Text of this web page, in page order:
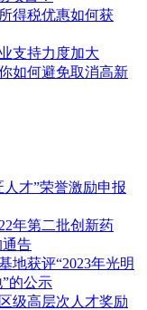
得税优惠如何获
支持力度加大
如何避免取消高新
才”荣誉激励申报
年第二批创新药
告
地获评“2023年光明
的公示
级高层次人才奖励